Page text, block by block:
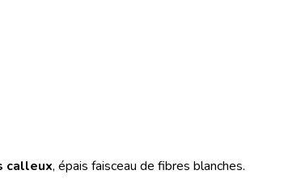
calleux, épais faisceau de fibres blanches.